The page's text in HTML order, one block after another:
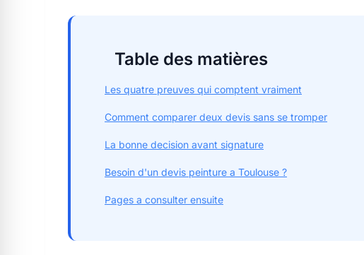
Table des matières
Les quatre preuves qui comptent vraiment
Comment comparer deux devis sans se tromper
La bonne decision avant signature
Besoin d'un devis peinture a Toulouse ?
Pages a consulter ensuite